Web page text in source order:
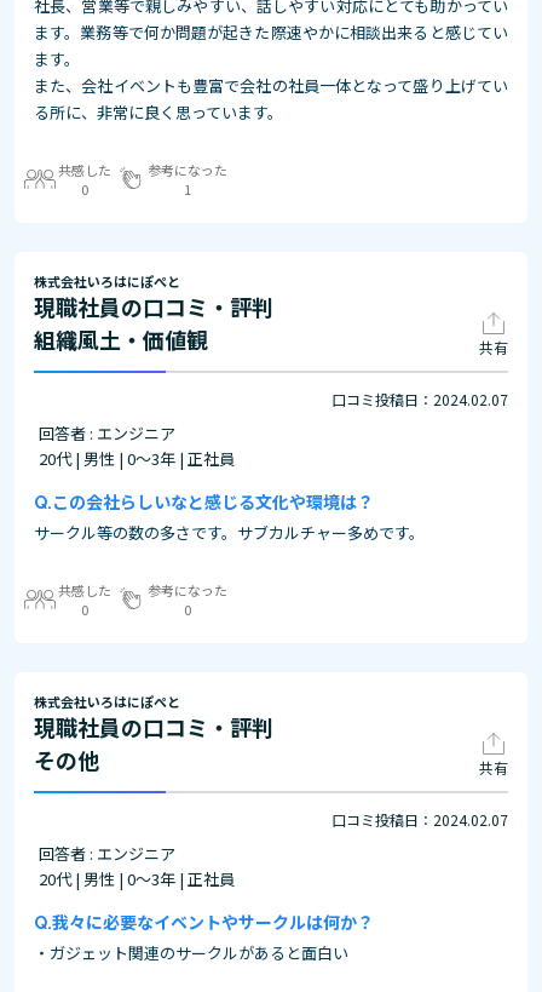
社長、営業等で親しみやすい、話しやすい対応にとても助かってい
ます。業務等で何か問題が起きた際速やかに相談出来ると感じてい
ます。
また、会社イベントも豊富で会社の社員一体となって盛り上げてい
る所に、非常に良く思っています。
共感した
0
参考になった
1
株式会社いろはにぽぺと
現職社員の口コミ・評判
組織風土・価値観
共有
口コミ投稿日：2024.02.07
回答者 : エンジニア
20代 | 男性 | 0～3年 | 正社員
この会社らしいなと感じる文化や環境は？
サークル等の数の多さです。サブカルチャー多めです。
共感した
0
参考になった
0
株式会社いろはにぽぺと
現職社員の口コミ・評判
その他
共有
口コミ投稿日：2024.02.07
回答者 : エンジニア
20代 | 男性 | 0～3年 | 正社員
我々に必要なイベントやサークルは何か？
・ガジェット関連のサークルがあると面白い